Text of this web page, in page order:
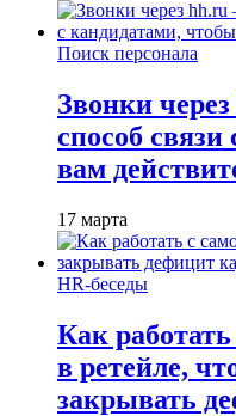
Поиск персонала
Звонки
способ
вам
17 марта
HR-беседы
Как
в ретейле,
закрывать